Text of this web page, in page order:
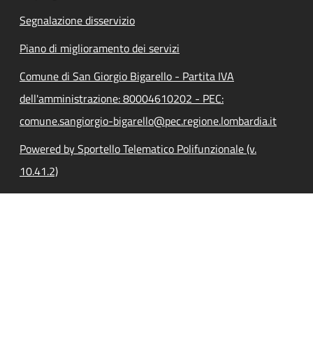
Segnalazione disservizio
Piano di miglioramento dei servizi
Comune di San Giorgio Bigarello - Partita IVA
dell'amministrazione: 80004610202 - PEC:
comune.sangiorgio-bigarello@pec.regione.lombardia.it
Powered by Sportello Telematico Polifunzionale (v.
10.41.2)